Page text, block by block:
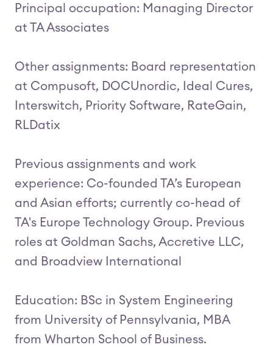
Principal occupation: Managing Director
at TA Associates
Other assignments: Board representation
at Compusoft, DOCUnordic, Ideal Cures,
Interswitch, Priority Software, RateGain,
RLDatix
Previous assignments and work
experience: Co-founded TA’s European
and Asian efforts; currently co-head of
TA's Europe Technology Group. Previous
roles at Goldman Sachs, Accretive LLC,
and Broadview International
Education: BSc in System Engineering
from University of Pennsylvania, MBA
from Wharton School of Business.